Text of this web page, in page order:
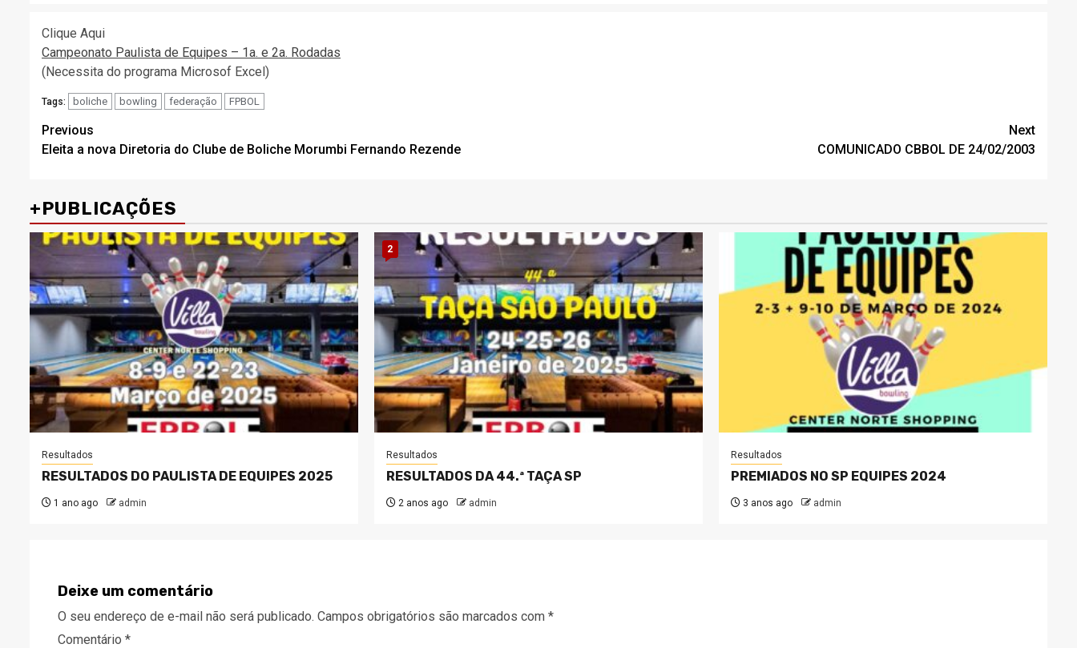
Clique Aqui
Campeonato Paulista de Equipes – 1a. e 2a. Rodadas
(Necessita do programa Microsof Excel)
Tags: boliche bowling federação FPBOL
Post
navigation
Previous
Eleita a nova Diretoria do Clube de Boliche Morumbi Fernando Rezende
Next
COMUNICADO CBBOL DE 24/02/2003
+PUBLICAÇÕES
Resultados
RESULTADOS DO PAULISTA DE EQUIPES 2025
1 ano ago admin
2
Resultados
RESULTADOS DA 44.ª TAÇA SP
2 anos ago admin
Resultados
PREMIADOS NO SP EQUIPES 2024
3 anos ago admin
Deixe um comentário
O seu endereço de e-mail não será publicado. Campos obrigatórios são marcados com *
Comentário *